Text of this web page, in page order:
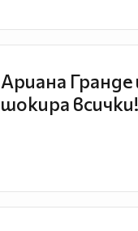
Ариана Гранде
шокира